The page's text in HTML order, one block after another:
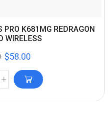
PRO K681MG REDRAGON
WIRELESS
$58.00